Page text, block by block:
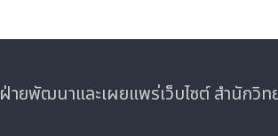
ฝ่ายพัฒนาและเผยแพร่เว็บไซต์ สำนักวิท